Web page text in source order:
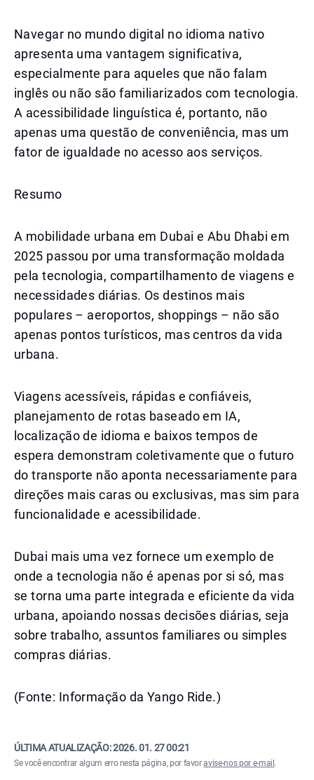
Navegar no mundo digital no idioma nativo
apresenta uma vantagem significativa,
especialmente para aqueles que não falam
inglês ou não são familiarizados com tecnologia.
A acessibilidade linguística é, portanto, não
apenas uma questão de conveniência, mas um
fator de igualdade no acesso aos serviços.
Resumo
A mobilidade urbana em Dubai e Abu Dhabi em
2025 passou por uma transformação moldada
pela tecnologia, compartilhamento de viagens e
necessidades diárias. Os destinos mais
populares – aeroportos, shoppings – não são
apenas pontos turísticos, mas centros da vida
urbana.
Viagens acessíveis, rápidas e confiáveis,
planejamento de rotas baseado em IA,
localização de idioma e baixos tempos de
espera demonstram coletivamente que o futuro
do transporte não aponta necessariamente para
direções mais caras ou exclusivas, mas sim para
funcionalidade e acessibilidade.
Dubai mais uma vez fornece um exemplo de
onde a tecnologia não é apenas por si só, mas
se torna uma parte integrada e eficiente da vida
urbana, apoiando nossas decisões diárias, seja
sobre trabalho, assuntos familiares ou simples
compras diárias.
(Fonte: Informação da Yango Ride.)
ÚLTIMA ATUALIZAÇÃO:2026. 01. 27 00:21
Se você encontrar algum erro nesta página, por favoravise-nos por e-mail .